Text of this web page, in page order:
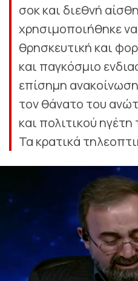
σοκ και διεθνή
χρησιμοποιήθηκε να
θρησκευτική και
και παγκόσμιο
επίσημη
τον θάνατο του
και πολιτικού ηγέτη
Τα κρατικά